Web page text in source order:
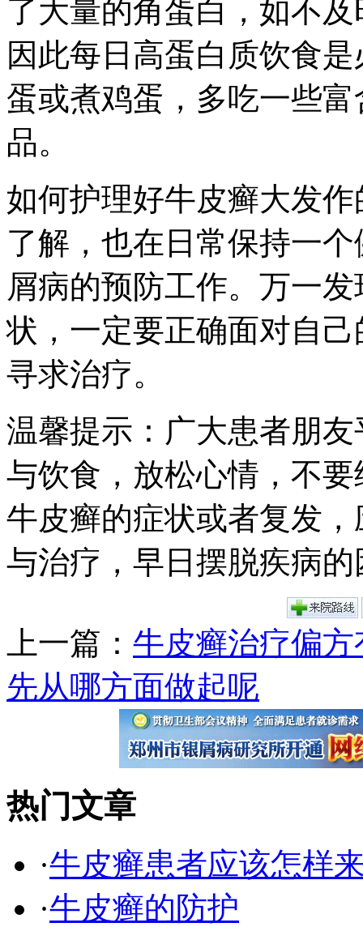
了大量的角蛋白，如不
因此每日高蛋白质饮食
蛋或煮鸡蛋，多吃一些
品。
如何护理好牛皮癣大发
了解，也在日常保持一
屑病的预防工作。万一
状，一定要正确面对自
寻求治疗。
温馨提示：广大患者朋
与饮食，放松心情，不
牛皮癣的症状或者复发
与治疗，早日摆脱疾病
上一篇： 牛皮癣治疗偏方
先从哪方面做起呢
热门文章
·牛皮癣患者应该怎样
·牛皮癣的防护